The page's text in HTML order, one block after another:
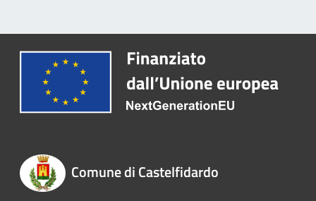
Comune di Castelfidardo